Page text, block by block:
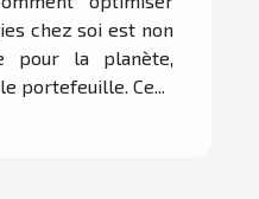
chez soi est non
pour la planète,
portefeuille. Ce...